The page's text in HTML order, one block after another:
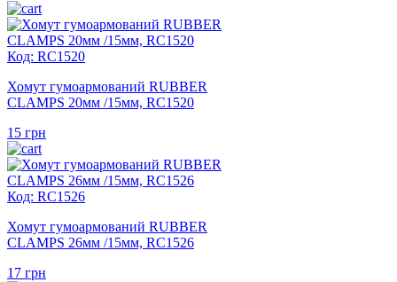
Код: RC1520
Хомут гумоармований RUBBER
CLAMPS 20мм /15мм, RC1520
15 грн
Код: RC1526
Хомут гумоармований RUBBER
CLAMPS 26мм /15мм, RC1526
17 грн